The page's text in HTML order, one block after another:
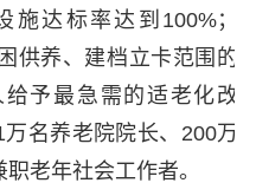
达标率达到100%；
供养、建档立卡范围的
予最急需的适老化改
名养老院院长、200万
老年社会工作者。